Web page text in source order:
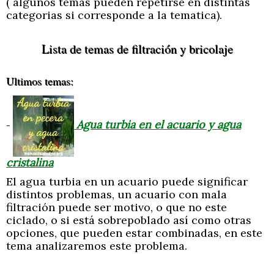
categorias si corresponde a la tematica).
Lista de temas de filtración y bricolaje
Ultimos temas:
- Agua turbia en el acuario y agua
cristalina
El agua turbia en un acuario puede significar
distintos problemas, un acuario con mala
filtración puede ser motivo, o que no este
ciclado, o si está sobrepoblado así como otras
opciones, que pueden estar combinadas, en este
tema analizaremos este problema.